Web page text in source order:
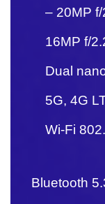
– 20MP
16MP f/
Dual
5G, 4G
Wi-Fi
Bluetooth